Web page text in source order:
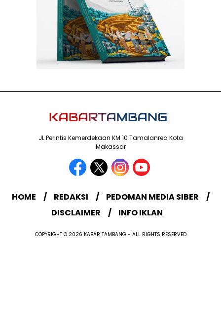
JL Perintis Kemerdekaan KM 10 Tamalanrea Kota
Makassar
HOME REDAKSI
PEDOMAN MEDIA SIBER
DISCLAIMER
INFO IKLAN
COPYRIGHT © 2026 KABAR TAMBANG - ALL RIGHTS RESERVED